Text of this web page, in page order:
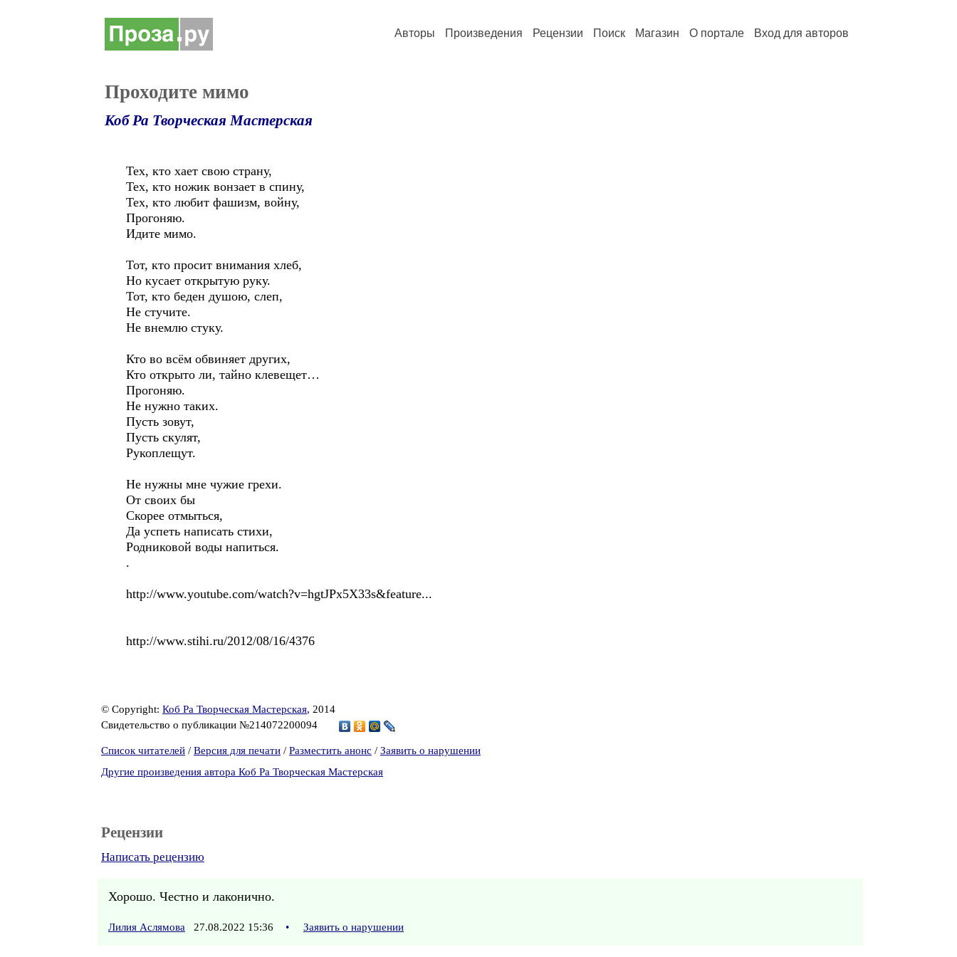
Авторы Произведения Рецензии Поиск Магазин О портале Вход для авторов
Проходите мимо
Коб Ра Творческая Мастерская
Тех, кто хает свою страну,
Тех, кто ножик вонзает в спину,
Тех, кто любит фашизм, войну,
Прогоняю.
Идите мимо.
Тот, кто просит внимания хлеб,
Но кусает открытую руку.
Тот, кто беден душою, слеп,
Не стучите.
Не внемлю стуку.
Кто во всём обвиняет других,
Кто открыто ли, тайно клевещет…
Прогоняю.
Не нужно таких.
Пусть зовут,
Пусть скулят,
Рукоплещут.
Не нужны мне чужие грехи.
От своих бы
Скорее отмыться,
Да успеть написать стихи,
Родниковой воды напиться.
.
http://www.youtube.com/watch?v=hgtJPx5X33s&feature...
http://www.stihi.ru/2012/08/16/4376
© Copyright: Коб Ра Творческая Мастерская, 2014
Свидетельство о публикации №214072200094
Список читателей / Версия для печати / Разместить анонс / Заявить о нарушении
Другие произведения автора Коб Ра Творческая Мастерская
Рецензии
Написать рецензию
Хорошо. Честно и лаконично.
Лилия Аслямова 27.08.2022 15:36 • Заявить о нарушении